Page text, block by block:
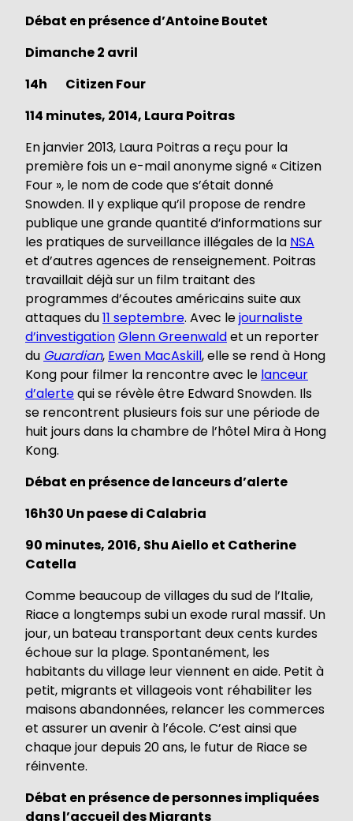
Débat en présence d’Antoine Boutet
Dimanche 2 avril
14h
Citizen Four
114 minutes, 2014, Laura Poitras
En janvier 2013, Laura Poitras a reçu pour la
première fois un e-mail anonyme signé « Citizen
Four », le nom de code que s’était donné
Snowden. Il y explique qu’il propose de rendre
publique une grande quantité d’informations sur
les pratiques de surveillance illégales de la NSA
et d’autres agences de renseignement. Poitras
travaillait déjà sur un film traitant des
programmes d’écoutes américains suite aux
attaques du11 septembre. Avec lejournaliste
d’investigationGlenn Greenwaldet un reporter
du Guardian, Ewen MacAskill, elle se rend à Hong
Kong pour filmer la rencontre avec le lanceur
d’alertequi se révèle être Edward Snowden. Ils
se rencontrent plusieurs fois sur une période de
huit jours dans la chambre de l’hôtel Mira à Hong
Kong.
Débat en présence de lanceurs d’alerte
16h30 Un paese di Calabria
90 minutes, 2016, Shu Aiello et Catherine
Catella
Comme beaucoup de villages du sud de l’Italie,
Riace a longtemps subi un exode rural massif. Un
jour, un bateau transportant deux cents kurdes
échoue sur la plage. Spontanément, les
habitants du village leur viennent en aide. Petit à
petit, migrants et villageois vont réhabiliter les
maisons abandonnées, relancer les commerces
et assurer un avenir à l’école. C’est ainsi que
chaque jour depuis 20 ans, le futur de Riace se
réinvente.
Débat en présence de personnes impliquées
dans l’accueil des Migrants